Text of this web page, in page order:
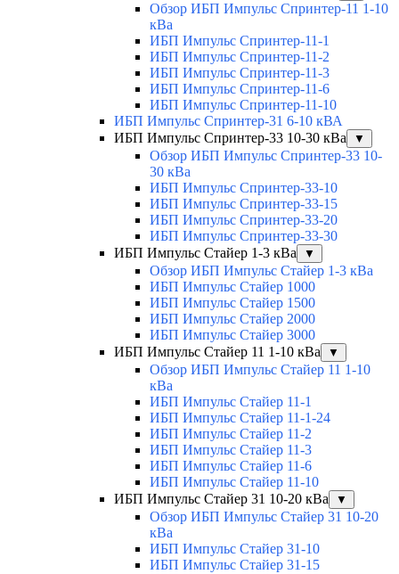
Обзор ИБП Импульс Спринтер-11 1-10
кВа
ИБП Импульс Спринтер-11-1
ИБП Импульс Спринтер-11-2
ИБП Импульс Спринтер-11-3
ИБП Импульс Спринтер-11-6
ИБП Импульс Спринтер-11-10
ИБП Импульс Спринтер-31 6-10 кВА
ИБП Импульс Спринтер-33 10-30 кВа
▼
Обзор ИБП Импульс Спринтер-33 10-
30 кВа
ИБП Импульс Спринтер-33-10
ИБП Импульс Спринтер-33-15
ИБП Импульс Спринтер-33-20
ИБП Импульс Спринтер-33-30
ИБП Импульс Стайер 1-3 кВа
▼
Обзор ИБП Импульс Стайер 1-3 кВа
ИБП Импульс Стайер 1000
ИБП Импульс Стайер 1500
ИБП Импульс Стайер 2000
ИБП Импульс Стайер 3000
ИБП Импульс Стайер 11 1-10 кВа
▼
Обзор ИБП Импульс Стайер 11 1-10
кВа
ИБП Импульс Стайер 11-1
ИБП Импульс Стайер 11-1-24
ИБП Импульс Стайер 11-2
ИБП Импульс Стайер 11-3
ИБП Импульс Стайер 11-6
ИБП Импульс Стайер 11-10
ИБП Импульс Стайер 31 10-20 кВа
▼
Обзор ИБП Импульс Стайер 31 10-20
кВа
ИБП Импульс Стайер 31-10
ИБП Импульс Стайер 31-15